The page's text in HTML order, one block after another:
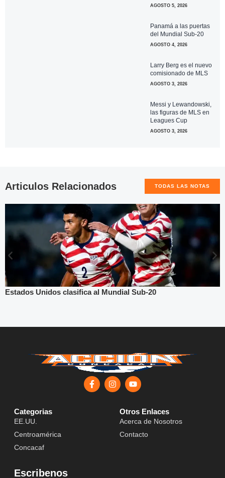
AGOSTO 5, 2026
Panamá a las puertas
del Mundial Sub-20
AGOSTO 4, 2026
Larry Berg es el nuevo
comisionado de MLS
AGOSTO 3, 2026
Messi y Lewandowski,
las figuras de MLS en
Leagues Cup
AGOSTO 3, 2026
Articulos Relacionados TODAS LAS NOTAS
Estados Unidos clasifica al Mundial Sub-20
Categorias
EE.UU.
Centroamérica
Concacaf
Otros Enlaces
Acerca de Nosotros
Contacto
Escribenos